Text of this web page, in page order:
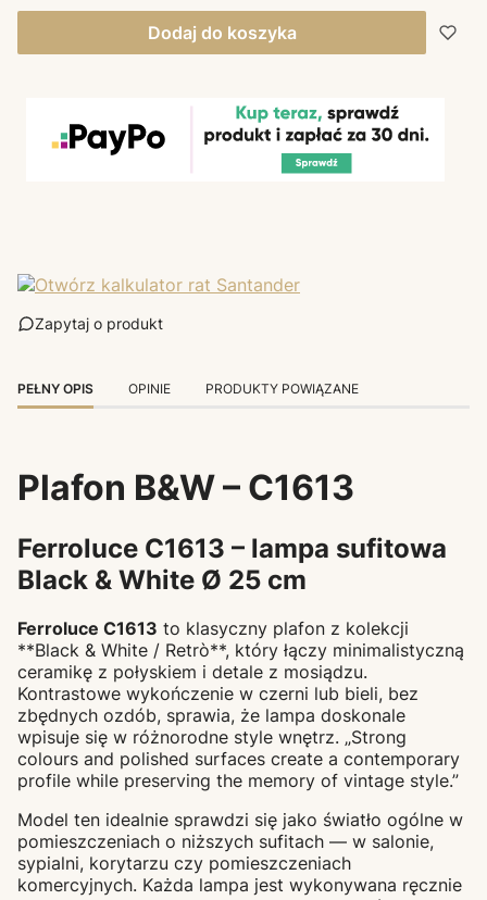
Dodaj do koszyka
Zapytaj o produkt
PEŁNY OPIS OPINIE PRODUKTY POWIĄZANE
Plafon B&W – C1613
Ferroluce C1613 – lampa sufitowa
Black & White Ø 25 cm
Ferroluce C1613 to klasyczny plafon z kolekcji
**Black & White / Retrò**, który łączy minimalistyczną
ceramikę z połyskiem i detale z mosiądzu.
Kontrastowe wykończenie w czerni lub bieli, bez
zbędnych ozdób, sprawia, że lampa doskonale
wpisuje się w różnorodne style wnętrz. „Strong
colours and polished surfaces create a contemporary
profile while preserving the memory of vintage style.”
Model ten idealnie sprawdzi się jako światło ogólne w
pomieszczeniach o niższych sufitach — w salonie,
sypialni, korytarzu czy pomieszczeniach
komercyjnych. Każda lampa jest wykonywana ręcznie